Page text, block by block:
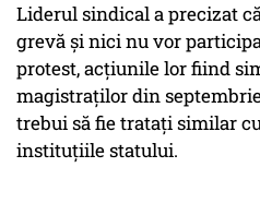
Liderul sindical a precizat
grevă şi nici nu vor
protest, acţiunile lor fiind
magistraţilor din
trebui să fie trataţi similar
instituţiile statului.